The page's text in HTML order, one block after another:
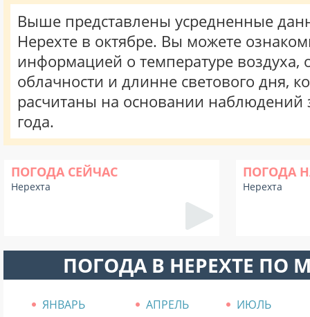
Выше представлены усредненные
Нерехте в октябре. Вы можете
информацией о температуре воздуха,
облачности и длинне светового дня,
расчитаны на основании наблюдений
года.
ПОГОДА СЕЙЧАС
Нерехта
ПОГОДА
Нерехта
ПОГОДА В НЕРЕХТЕ ПО
ЯНВАРЬ АПРЕЛЬ
ИЮЛЬ